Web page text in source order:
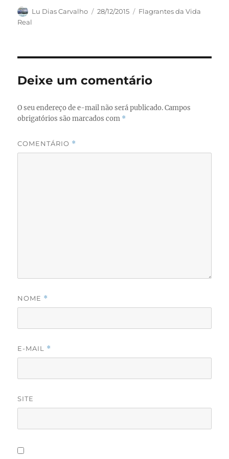
c
o
o
st
o
n
ai a
Autor
Lu Dias Carvalho
Publicado
28/12/2015 Categorias
Flagrantes da Vida
Real
Deixe um comentário
O seu endereço de e-mail não será publicado. Campos
obrigatórios são marcados com *
COMENTÁRIO *
NOME *
E-MAIL *
SITE